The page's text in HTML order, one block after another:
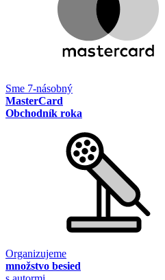
Sme 7-násobný
MasterCard
Obchodník roka
Organizujeme
množstvo besied